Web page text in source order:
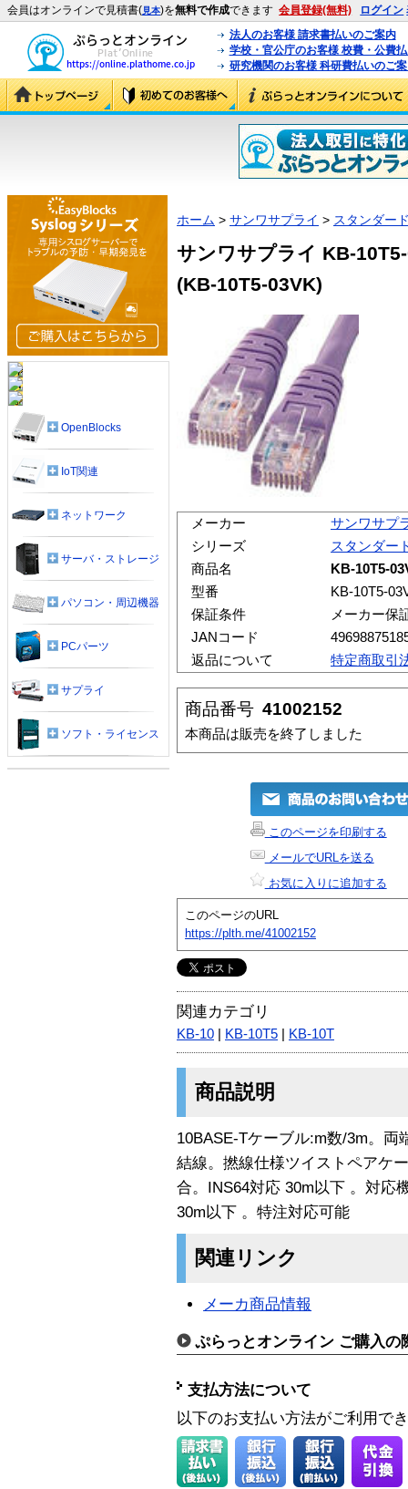
会員はオンラインで見積書(見本)を無料で作成できます 会員登録(無料) ログイン
法人のお客様 請求書払いのご案内
学校・官公庁のお客様 校費・公費
研究機関のお客様 科研費払いのご
ホーム > サンワサプライ > スタンダー
サンワサプライ KB-
(KB-10T5-03VK)
メーカー
サンワサプ
シリーズ
スタンダー
商品名
KB-10T5-
型番
KB-10T5-
保証条件
メーカー保
JANコード
返品について
特定商取引
商品番号 41002152
本商品は販売を終了しました
このページを印刷する
メールでURLを送る
お気に入りに追加する
このページのURL
https://plth.me/41002152
関連カテゴリ
KB-10 KB-10T5 KB-10T
商品説明
10BASE-Tケーブル:m数/3m。
結線。撚線仕様ツイストペアケ
合。INS64対応 30m以下 。対応
30m以下 。特注対応可能
関連リンク
メーカ商品情報
ぷらっとオンライン ご購入の
支払方法について
以下のお支払い方法がご利用で
OpenBlocks
IoT関連
ネットワーク
サーバ・ストレージ
パソコン・周辺機器
PCパーツ
サプライ
ソフト・ライセンス